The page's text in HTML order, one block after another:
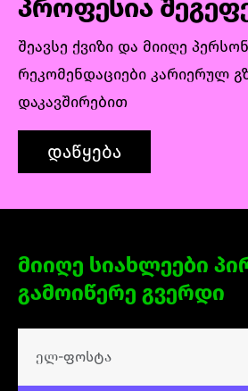
მაგალითებით, სტუდენტები
ერთიან სტრატეგიაში
გაზომვადი შედეგი მოიტანოს.
პროფესია
შეავსე ქვიზი და მიიღე
რეკომენდაციები კარიერულ
დაკავშირებით
დაწყება
მიიღე სიახლეები
გამოიწერე გვერდი